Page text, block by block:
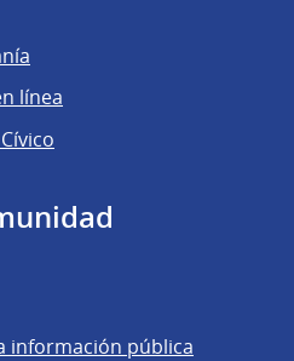
línea
información pública